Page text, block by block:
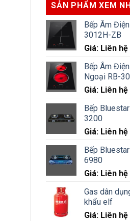
SẢN PHẨM XEM
Bếp Âm
3012H-ZB
Giá: Liên hệ
Bếp Âm
Ngoại RB-
Giá: Liên hệ
Bếp
3200
Giá: Liên hệ
Bếp
6980
Giá: Liên hệ
Gas dân
khẩu elf
Giá: Liên hệ